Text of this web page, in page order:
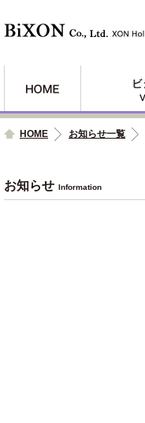
HOME お知らせ一覧
お知らせ Information